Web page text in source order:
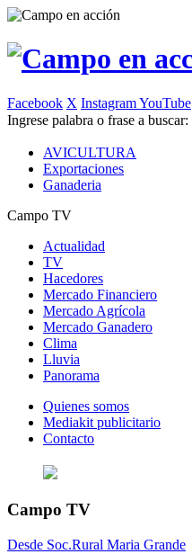
Facebook X InstagramYouTube
Ingrese palabra o frase a buscar:
AVICULTURA
Exportaciones
Ganaderia
Campo TV
Actualidad
TV
Hacedores
Mercado Financiero
Mercado Agrícola
Mercado Ganadero
Clima
Lluvia
Panorama
Quienes somos
Mediakit publicitario
Contacto
Campo TV
Desde Soc.Rural Maria Grande